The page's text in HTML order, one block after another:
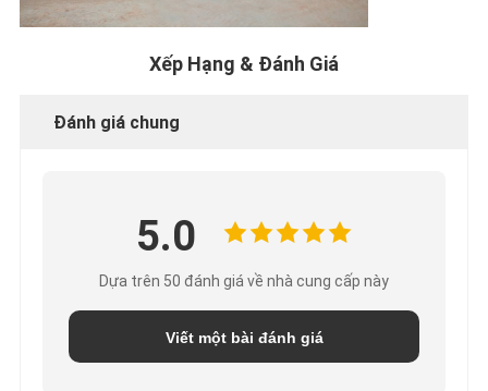
Xếp Hạng & Đánh Giá
Đánh giá chung
5.0
Dựa trên 50 đánh giá về nhà cung cấp này
Viết một bài đánh giá